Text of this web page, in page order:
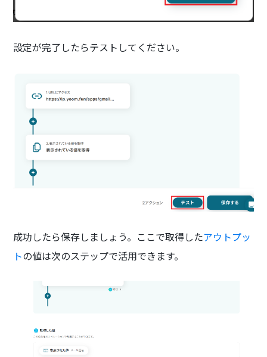
設定が完了したらテストしてください。
成功したら保存しましょう。ここで取得したアウトプッ
トの値は次のステップで活用できます。